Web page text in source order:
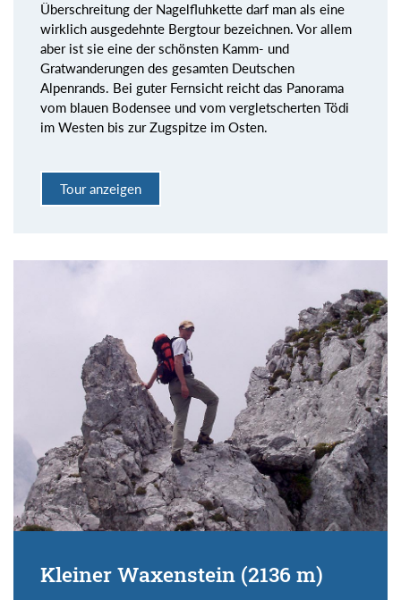
Überschreitung der Nagelfluhkette darf man als eine
wirklich ausgedehnte Bergtour bezeichnen. Vor allem
aber ist sie eine der schönsten Kamm- und
Gratwanderungen des gesamten Deutschen
Alpenrands. Bei guter Fernsicht reicht das Panorama
vom blauen Bodensee und vom vergletscherten Tödi
im Westen bis zur Zugspitze im Osten.
Tour anzeigen
Kleiner Waxenstein (2136 m)